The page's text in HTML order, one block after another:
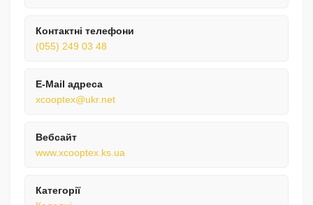
Контактні телефони
(055) 249 03 48
E-Mail адреса
xcooptex@ukr.net
Вебсайт
www.xcooptex.ks.ua
Категорії